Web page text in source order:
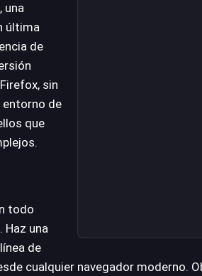
una
última
de
sin
entorno de
que
todo
Haz una
de
cualquier navegador moderno.